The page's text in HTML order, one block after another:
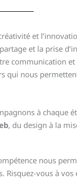
et
et la prise
communication
qui nous
à chaque
, du design à la
nous
Risquez-vous à